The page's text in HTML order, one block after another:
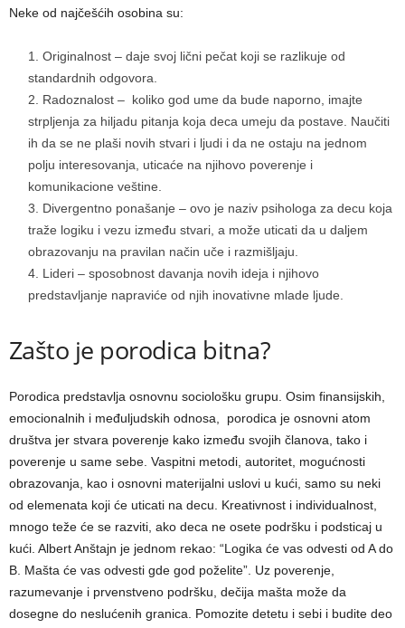
Neke od najčešćih osobina su:
Originalnost – daje svoj lični pečat koji se razlikuje od
standardnih odgovora.
Radoznalost – koliko god ume da bude naporno, imajte
strpljenja za hiljadu pitanja koja deca umeju da postave. Naučiti
ih da se ne plaši novih stvari i ljudi i da ne ostaju na jednom
polju interesovanja, uticaće na njihovo poverenje i
komunikacione veštine.
Divergentno ponašanje – ovo je naziv psihologa za decu koja
traže logiku i vezu između stvari, a može uticati da u daljem
obrazovanju na pravilan način uče i razmišljaju.
Lideri – sposobnost davanja novih ideja i njihovo
predstavljanje napraviće od njih inovativne mlade ljude.
Zašto je porodica bitna?
Porodica predstavlja osnovnu sociološku grupu. Osim finansijskih,
emocionalnih i međuljudskih odnosa, porodica je osnovni atom
društva jer stvara poverenje kako između svojih članova, tako i
poverenje u same sebe. Vaspitni metodi, autoritet, mogućnosti
obrazovanja, kao i osnovni materijalni uslovi u kući, samo su neki
od elemenata koji će uticati na decu. Kreativnost i individualnost,
mnogo teže će se razviti, ako deca ne osete podršku i podsticaj u
kući. Albert Anštajn je jednom rekao: “Logika će vas odvesti od A do
B. Mašta će vas odvesti gde god poželite”. Uz poverenje,
razumevanje i prvenstveno podršku, dečija mašta može da
dosegne do neslućenih granica. Pomozite detetu i sebi i budite deo